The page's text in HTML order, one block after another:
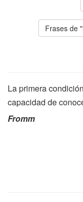
Frases de "
La primera
capacidad de
Fromm